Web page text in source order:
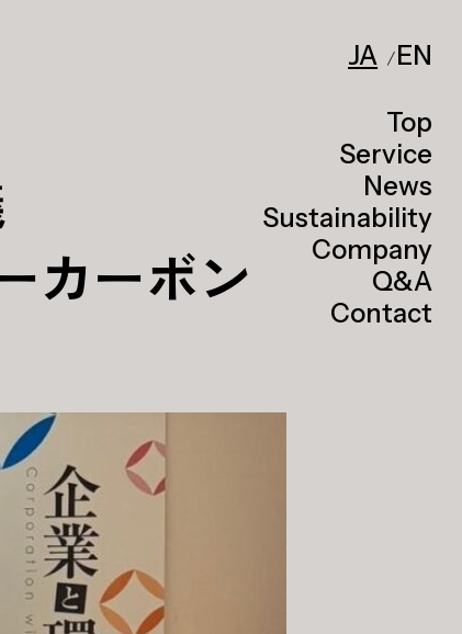
JA EN
Top
Service
News
Sustainability
Company
Q&A
Contact
カーボン